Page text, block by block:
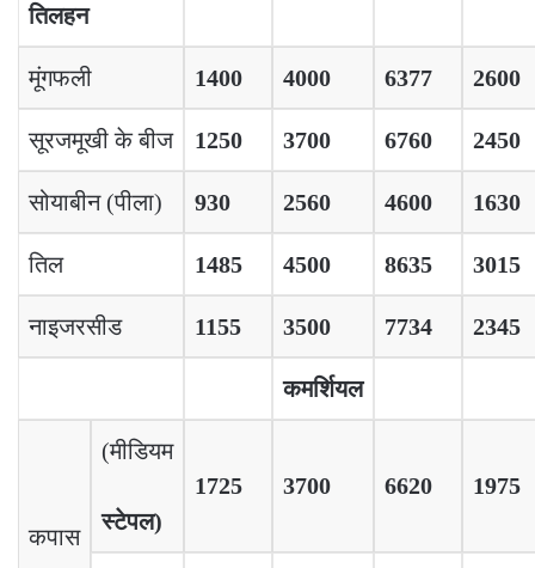
तिलहन
मूंगफली 1400 4000 6377 2600
सूरजमूखी के बीज 1250 3700 6760 2450
सोयाबीन (पीला) 930 2560 4600 1630
तिल 1485 4500 8635 3015
नाइजरसीड 1155 3500 7734 2345
कमर्शियल
कपास
(मीडियम
स्टेपल)
1725 3700 6620 1975